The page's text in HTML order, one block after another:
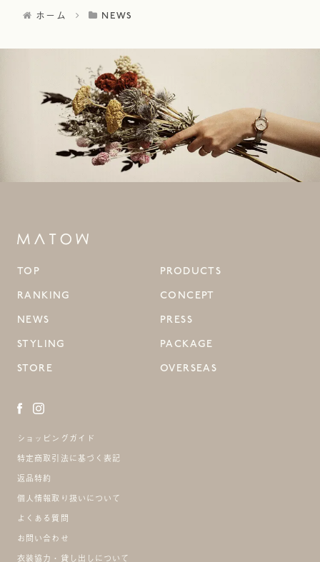
ホーム NEWS
TOP
PRODUCTS
RANKING
CONCEPT
NEWS
PRESS
STYLING
PACKAGE
STORE
OVERSEAS
ショッピングガイド
特定商取引法に基づく表記
返品特約
個人情報取り扱いについて
よくある質問
お問い合わせ
衣装協力・貸し出しについて